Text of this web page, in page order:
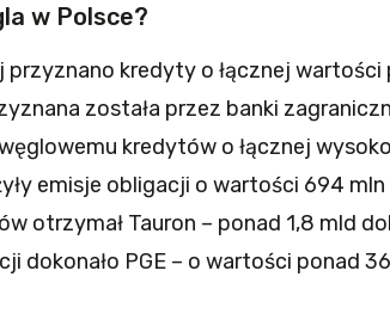
w Polsce?
przyznano kredyty o łącznej wartości
została przez banki
kredytów o łącznej
emisje obligacji o wartości 694 mln
otrzymał Tauron – ponad 1,8 mld
dokonało PGE – o wartości ponad